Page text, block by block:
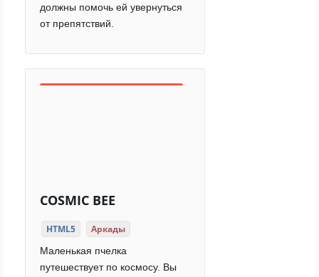
должны помочь ей увернуться
от препятствий.
COSMIC BEE
HTML5 Аркады
Маленькая пчелка
путешествует по космосу. Вы